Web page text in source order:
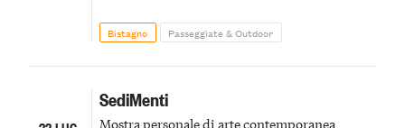
Bistagno Passeggiate & Outdoor
SediMenti
Mostra personale di arte contemporanea